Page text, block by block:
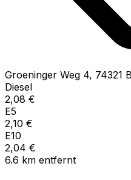
Groeninger Weg 4, 74321
Diesel
2,08 €
E5
2,10 €
E10
2,04 €
6.6 km entfernt